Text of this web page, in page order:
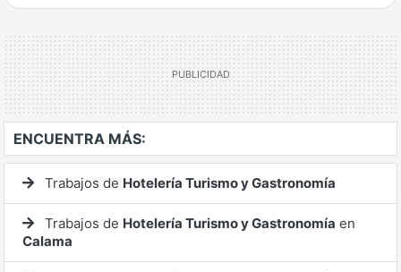
ENCUENTRA MÁS:
Trabajos de Hotelería Turismo y Gastronomía
Trabajos de Hotelería Turismo y Gastronomía en
Calama